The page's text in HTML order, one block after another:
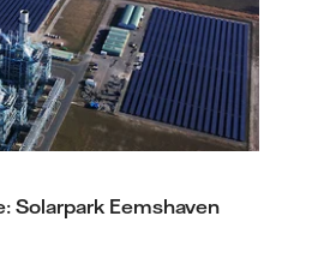
Solarpark Eemshaven